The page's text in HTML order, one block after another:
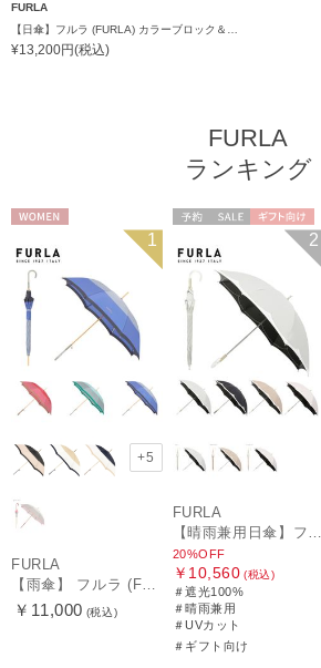
FURLA
【日傘】フルラ (FURLA) カラーブロック＆ロゴアップリケ 1級遮光 遮熱 UV 晴雨兼用 軽量 ショート長傘
¥13,200円(税込)
FURLA
ランキング
1
+5
FURLA
￥11,000 (税込)
ギフト向け
WOMEN
2
FURLA
20%OFF
￥10,560 (税込)
＃遮光100%
＃晴雨兼用
＃UVカット
＃ギフト向け